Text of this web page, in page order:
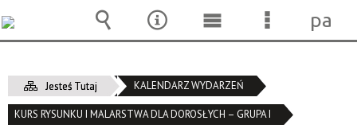
Jesteś Tutaj KALENDARZ WYDARZEŃ
KURS RYSUNKU I MALARSTWA DLA DOROSŁYCH – GRUPA I
Wyszukiwarka
Narzędzia
MenuMenu